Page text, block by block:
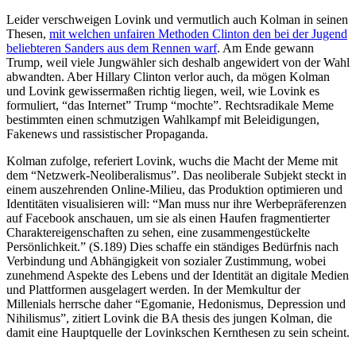
Leider verschweigen Lovink und vermutlich auch Kolman in seinen
Thesen, mit welchen unfairen Methoden Clinton den bei der Jugend
beliebteren Sanders aus dem Rennen warf. Am Ende gewann
Trump, weil viele Jungwähler sich deshalb angewidert von der Wahl
abwandten. Aber Hillary Clinton verlor auch, da mögen Kolman
und Lovink gewissermaßen richtig liegen, weil, wie Lovink es
formuliert, “das Internet” Trump “mochte”. Rechtsradikale Meme
bestimmten einen schmutzigen Wahlkampf mit Beleidigungen,
Fakenews und rassistischer Propaganda.
Kolman zufolge, referiert Lovink, wuchs die Macht der Meme mit
dem “Netzwerk-Neoliberalismus”. Das neoliberale Subjekt steckt in
einem auszehrenden Online-Milieu, das Produktion optimieren und
Identitäten visualisieren will: “Man muss nur ihre Werbepräferenzen
auf Facebook anschauen, um sie als einen Haufen fragmentierter
Charaktereigenschaften zu sehen, eine zusammengestückelte
Persönlichkeit.” (S.189) Dies schaffe ein ständiges Bedürfnis nach
Verbindung und Abhängigkeit von sozialer Zustimmung, wobei
zunehmend Aspekte des Lebens und der Identität an digitale Medien
und Plattformen ausgelagert werden. In der Memkultur der
Millenials herrsche daher “Egomanie, Hedonismus, Depression und
Nihilismus”, zitiert Lovink die BA thesis des jungen Kolman, die
damit eine Hauptquelle der Lovinkschen Kernthesen zu sein scheint.